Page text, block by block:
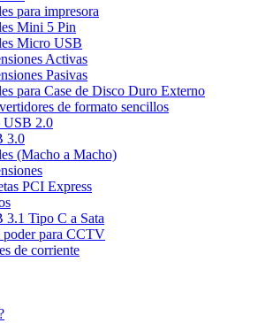
para impresora
Mini 5 Pin
Micro USB
Activas
Pasivas
para Case de Disco Duro Externo
de formato sencillos
USB 2.0
3.0
(Macho a Macho)
PCI Express
3.1 Tipo C a Sata
poder para CCTV
de corriente